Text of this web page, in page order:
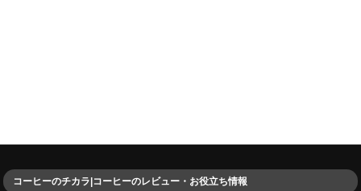
コーヒーのチカラ|コーヒーのレビュー・お役立ち情報